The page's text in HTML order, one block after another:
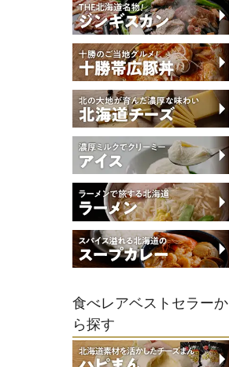
食べレアベストセラーか
ら探す